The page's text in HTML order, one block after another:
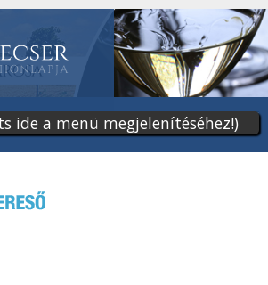
tartalomra
ide a menü megjelenítéséhez!)